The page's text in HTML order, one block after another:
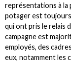
représentations à la
potager est
qui ont pris le relais
campagne est
employés, des
eux, notamment les